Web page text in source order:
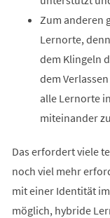
Zum anderen
Lernorte,
dem Klingeln
dem
alle Lernorte
miteinander
Das erfordert viele
noch viel mehr
mit einer Identität
möglich, hybride